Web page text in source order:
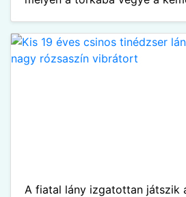
A fiatal lány izgatottan játszik